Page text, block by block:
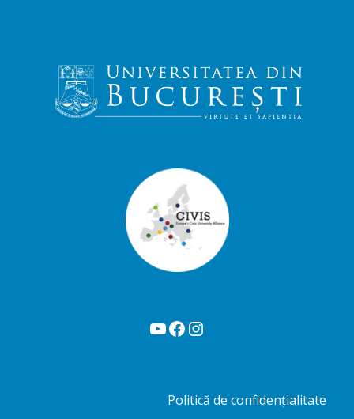
YouTube Facebook Instagram
Politică de confidențialitate